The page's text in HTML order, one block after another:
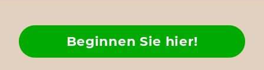
Beginnen Sie hier!